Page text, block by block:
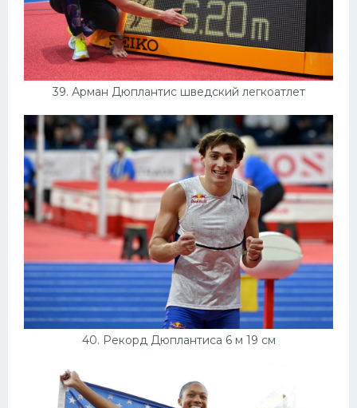
39. Арман Дюплантис шведский легкоатлет
40. Рекорд Дюплантиса 6 м 19 см